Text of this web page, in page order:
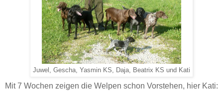
Juwel, Gescha, Yasmin KS, Daja, Beatrix KS und Kati
Mit 7 Wochen zeigen die Welpen schon Vorstehen, hier Kati: